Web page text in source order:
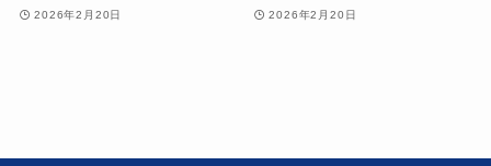
2026年2月20日 2026年2月20日